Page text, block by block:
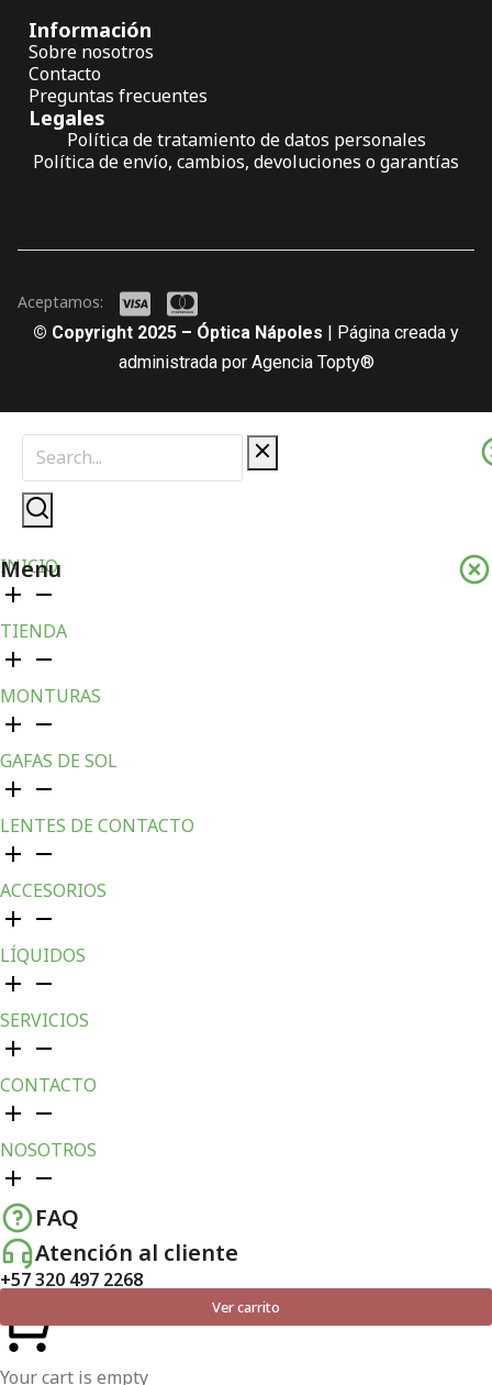
Información
Sobre nosotros
Contacto
Preguntas frecuentes
Legales
Política de tratamiento de datos personales
Política de envío, cambios, devoluciones o garantías
© Copyright 2025 – Óptica Nápoles
| Página creada y
administrada por Agencia Topty®
Aceptamos:
Menu
INICIO
TIENDA
MONTURAS
GAFAS DE SOL
LENTES DE CONTACTO
ACCESORIOS
LÍQUIDOS
SERVICIOS
CONTACTO
NOSOTROS
FAQ
Atención al cliente
+57 320 497 2268
Ver carrito
Your cart is empty